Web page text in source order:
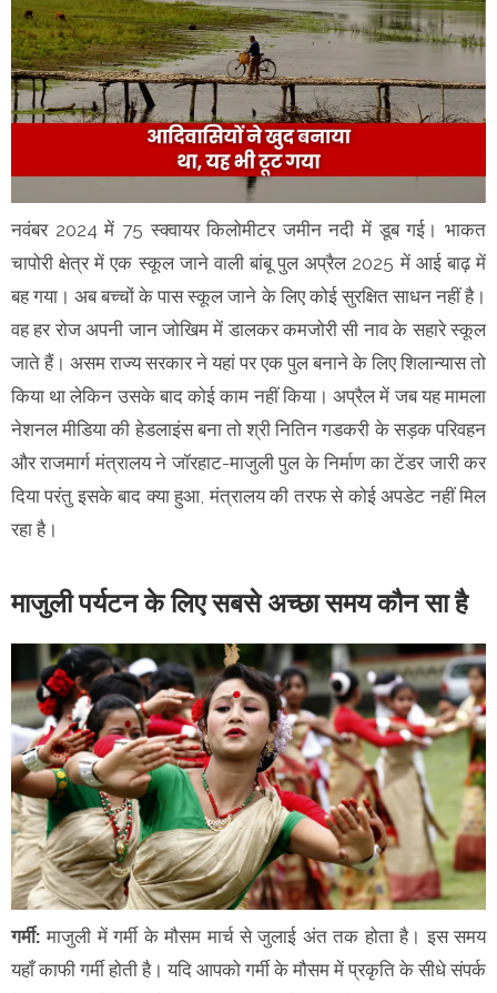
नवंबर 2024 में 75 स्क्वायर किलोमीटर जमीन नदी में डूब गई। भाकत
चापोरी क्षेत्र में एक स्कूल जाने वाली बांबू पुल अप्रैल 2025 में आई बाढ़ में
बह गया। अब बच्चों के पास स्कूल जाने के लिए कोई सुरक्षित साधन नहीं है।
वह हर रोज अपनी जान जोखिम में डालकर कमजोरी सी नाव के सहारे स्कूल
जाते हैं। असम राज्य सरकार ने यहां पर एक पुल बनाने के लिए शिलान्यास तो
किया था लेकिन उसके बाद कोई काम नहीं किया। अप्रैल में जब यह मामला
नेशनल मीडिया की हेडलाइंस बना तो श्री नितिन गडकरी के सड़क परिवहन
और राजमार्ग मंत्रालय ने जॉरहाट-माजुली पुल के निर्माण का टेंडर जारी कर
दिया परंतु इसके बाद क्या हुआ, मंत्रालय की तरफ से कोई अपडेट नहीं मिल
रहा है।
माजुली पर्यटन के लिए सबसे अच्छा समय कौन सा है
गर्मी:माजुली में गर्मी के मौसम मार्च से जुलाई अंत तक होता है। इस समय
यहाँ काफी गर्मी होती है। यदि आपको गर्मी के मौसम में प्रकृति के सीधे संपर्क